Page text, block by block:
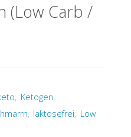
(Low Carb /
, Ketogen,
, laktosefrei, Low